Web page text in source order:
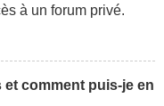
à un forum privé.
comment puis-je en